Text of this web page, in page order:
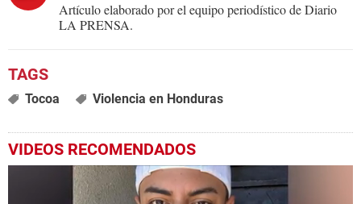
Artículo elaborado por el equipo periodístico de Diario
LA PRENSA.
Tocoa Violencia en Honduras
VIDEOS RECOMENDADOS